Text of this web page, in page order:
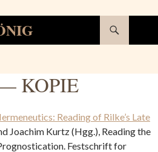
KOPIE
Reading of Rilke’s Late
Joachim Kurtz (Hgg.), Reading the
Festschrift for